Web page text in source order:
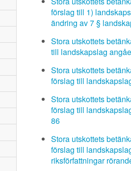
förslag till 1)
ändring av 7 §
Stora utskottets
till landskapslag
Stora utskottets
förslag till
Stora utskottets
förslag till
86
Stora utskottets
förslag till
riksförfattningar